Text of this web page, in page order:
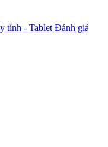
tính - Tablet Đánh giá